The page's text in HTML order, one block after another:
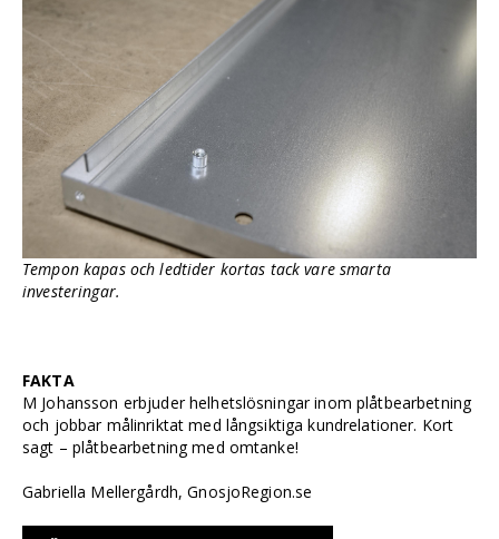
Tempon kapas och ledtider kortas tack vare smarta
investeringar.
FAKTA
M Johansson erbjuder helhetslösningar inom plåtbearbetning
och jobbar målinriktat med långsiktiga kundrelationer. Kort
sagt – plåtbearbetning med omtanke!
Gabriella Mellergårdh, GnosjoRegion.se